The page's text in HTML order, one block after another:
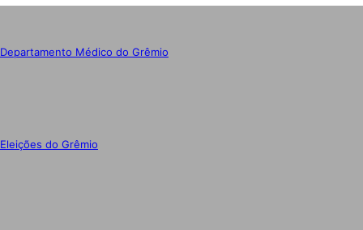
Departamento Médico do Grêmio
Eleições do Grêmio